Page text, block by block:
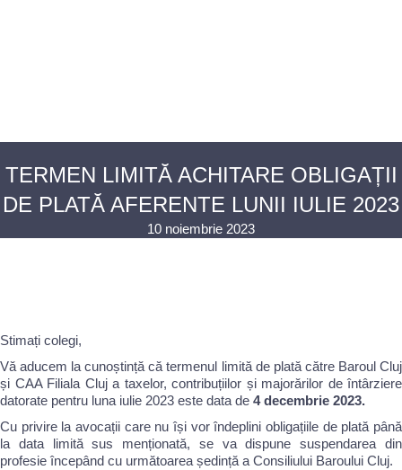
TERMEN LIMITĂ ACHITARE OBLIGAȚII
DE PLATĂ AFERENTE LUNII IULIE 2023
10 noiembrie 2023
Stimați colegi,
Vă aducem la cunoștință că termenul limită de plată către Baroul Cluj
și CAA Filiala Cluj a taxelor, contribuțiilor și majorărilor de întârziere
datorate pentru luna iulie 2023 este data de 4 decembrie 2023.
Cu privire la avocații care nu își vor îndeplini obligațiile de plată până
la data limită sus menționată, se va dispune suspendarea din
profesie începând cu următoarea ședință a Consiliului Baroului Cluj.